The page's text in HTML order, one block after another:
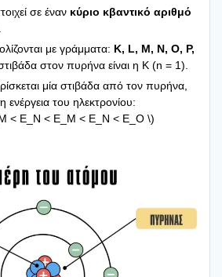
σε έναν κύριο κβα­ντι­κό αριθ­μό
με γράμ­μα­τα: K, L, M, N, O, P,
στον πυρή­να είναι η K (n = 1).
μία στι­βά­δα από τον πυρή­να,
ενέρ­γεια του ηλε­κτρο­νί­ου:
< E_N < E_M < E_N < E_O \)